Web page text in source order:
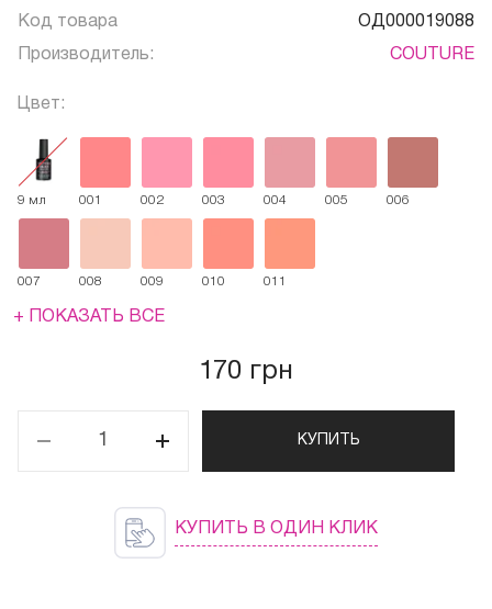
Код товара ОД000019088
Производитель: COUTURE
Цвет:
9 мл 001 002 003 004 005 006
007 008 009 010 011
+ ПОКАЗАТЬ ВСЕ
170 грн
КУПИТЬ
КУПИТЬ В ОДИН КЛИК